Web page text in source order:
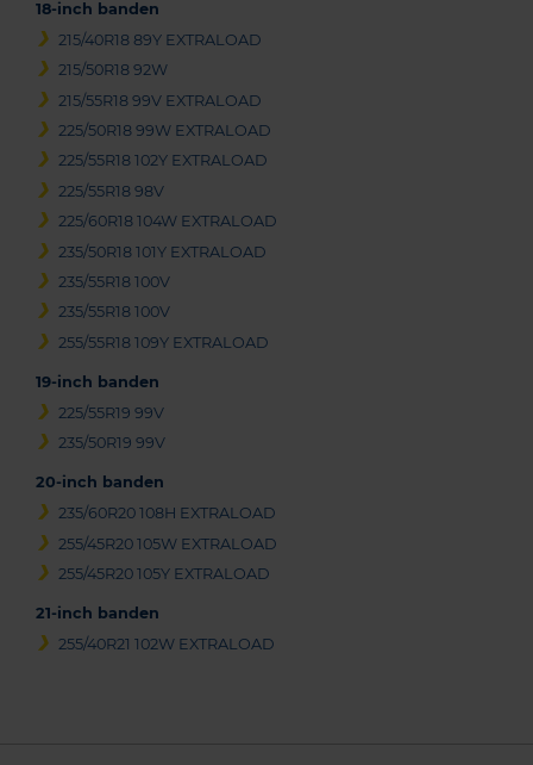
18-inch banden
215/40R18 89Y EXTRALOAD
215/50R18 92W
215/55R18 99V EXTRALOAD
225/50R18 99W EXTRALOAD
225/55R18 102Y EXTRALOAD
225/55R18 98V
225/60R18 104W EXTRALOAD
235/50R18 101Y EXTRALOAD
235/55R18 100V
235/55R18 100V
255/55R18 109Y EXTRALOAD
19-inch banden
225/55R19 99V
235/50R19 99V
20-inch banden
235/60R20 108H EXTRALOAD
255/45R20 105W EXTRALOAD
255/45R20 105Y EXTRALOAD
21-inch banden
255/40R21 102W EXTRALOAD